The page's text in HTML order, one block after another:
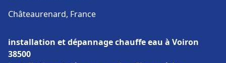
Châteaurenard, France
installation et dépannage chauffe eau à Voiron
38500